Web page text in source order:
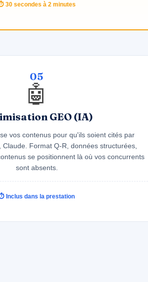
30 secondes à 2 minutes
05
🤖
GEO (IA)
vos contenus pour qu'ils soient cités par
Claude. Format Q-R, données structurées,
se positionnent là où vos concurrents
sont absents.
Inclus dans la prestation